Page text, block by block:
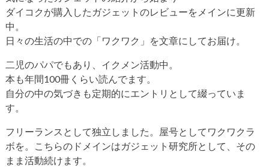
ダイコクが購入したガジェットのレビューをメインに更新
中。
日々の生活の中での「ワクワク」を文章にしてお届け。
二児のパパでもあり、イクメン活動中。
本も年間100冊くらい読んでます。
自分の中の気づきも定期的にエントリとして綴っていま
す。
フリーランスとして独立しました。屋号としてワクワクラ
ボを。こちらのドメインはガジェット研究所として、その
まま活動続けます。